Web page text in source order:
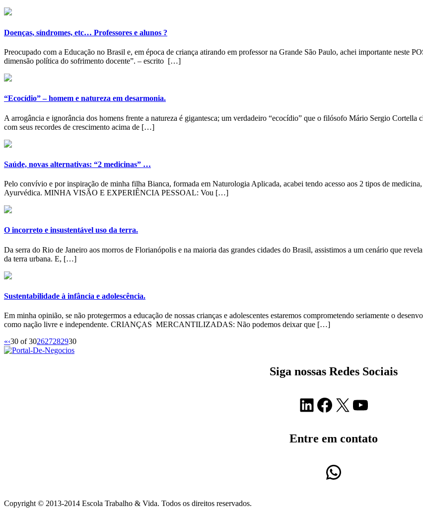
Doenças, síndromes, etc… Professores e alunos ?
Preocupado com a Educação no Brasil e, em época de criança atirando em professor na Grande São Paulo, achei importante neste
dimensão política do sofrimento docente”. – escrito […]
“Ecocídio” – homem e natureza em desarmonia.
A arrogância e ignorância dos homens frente a natureza é gigantesca; um verdadeiro “ecocídio” que o filósofo Mário Sergio Cortella
com seus recordes de crescimento acima de […]
Saúde, novas alternativas: “2 medicinas” …
Pelo convívio e por inspiração de minha filha Bianca, formada em Naturologia Aplicada, acabei tendo acesso aos 2 tipos de
Ayurvédica. MINHA VISÃO E EXPERIÊNCIA PESSOAL: Vou […]
O incorreto e insustentável uso da terra.
Da serra do Rio de Janeiro aos morros de Florianópolis e na maioria das grandes cidades do Brasil, assistimos a um cenário que
da terra urbana. E, […]
Sustentabilidade à infância e adolescência.
Em minha opinião, se não protegermos a educação de nossas crianças e adolescentes estaremos comprometendo seriamente o
como nação livre e independente. CRIANÇAS MERCANTILIZADAS: Não podemos deixar que […]
«‹30 of 302627282930
Siga nossas Redes Sociais
LinkedIn
Facebook
X Youtube
Entre em contato
WhatsApp
Copyright © 2013-2014 Escola Trabalho & Vida. Todos os direitos reservados.